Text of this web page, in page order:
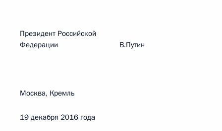
Президент Российской
Федерации В.Путин
Москва, Кремль
19 декабря 2016 года